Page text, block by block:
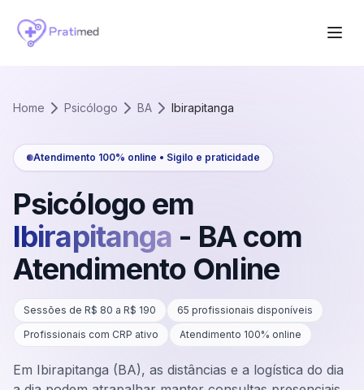
Home Psicólogo BA Ibirapitanga
Atendimento 100% online • Sigilo e praticidade
Psicólogo em
Ibirapitanga - BAcom
Atendimento Online
Sessões de R$ 80 a R$ 190 65 profissionais disponíveis
Profissionais com CRP ativo
Atendimento 100% online
Em Ibirapitanga (BA), as distâncias e a logística do dia